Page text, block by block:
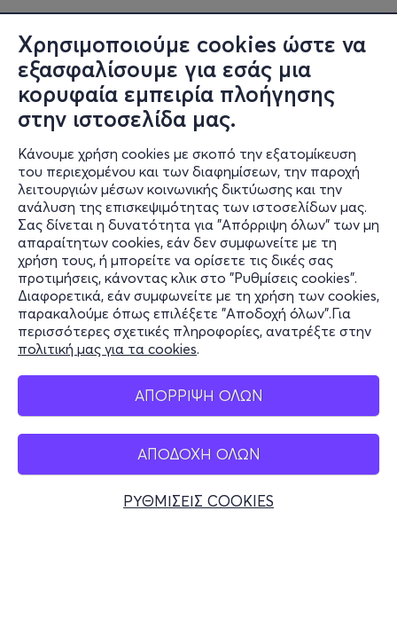
Χρησιμοποιούμε cookies ώστε να
εξασφαλίσουμε για εσάς μια
κορυφαία εμπειρία πλοήγησης
στην ιστοσελίδα μας.
Κάνουμε χρήση cookies με σκοπό την εξατομίκευση
του περιεχομένου και των διαφημίσεων, την παροχή
λειτουργιών μέσων κοινωνικής δικτύωσης και την
ανάλυση της επισκεψιμότητας των ιστοσελίδων μας.
Σας δίνεται η δυνατότητα για "Απόρριψη όλων" των μη
απαραίτητων cookies, εάν δεν συμφωνείτε με τη
χρήση τους, ή μπορείτε να ορίσετε τις δικές σας
προτιμήσεις, κάνοντας κλικ στο "Ρυθμίσεις cookies".
Διαφορετικά, εάν συμφωνείτε με τη χρήση των cookies,
παρακαλούμε όπως επιλέξετε "Αποδοχή όλων".Για
περισσότερες σχετικές πληροφορίες, ανατρέξτε στην
πολιτική μας για τα cookies.
ΑΠΟΡΡΙΨΗ ΟΛΩΝ
ΑΠΟΔΟΧΗ ΟΛΩΝ
ΡΥΘΜΙΣΕΙΣ COOKIES
Πληροφορίες
Υποστήριξη
Stay Connected
Mobile app